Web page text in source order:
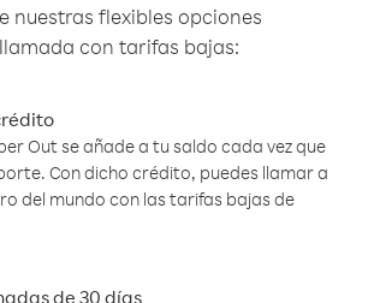
nuestras flexibles opciones
con tarifas bajas:
Out se añade a tu saldo cada vez que
Con dicho crédito, puedes llamar a
del mundo con las tarifas bajas de
de 30 días